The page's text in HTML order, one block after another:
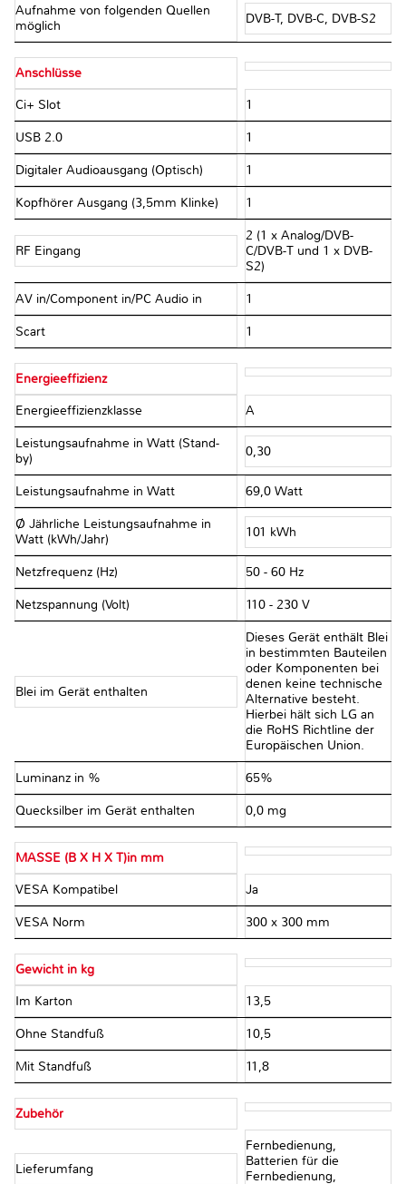
Aufnahme von folgenden Quellen
möglich
DVB-T, DVB-C, DVB-S2
Anschlüsse
Ci+ Slot 1
USB 2.0 1
Digitaler Audioausgang (Optisch) 1
Kopfhörer Ausgang (3,5mm Klinke) 1
RF Eingang
2 (1 x Analog/DVB-
C/DVB-T und 1 x DVB-
S2)
AV in/Component in/PC Audio in 1
Scart 1
Energieeffizienz
Energieeffizienzklasse A
Leistungsaufnahme in Watt (Stand-
by)
0,30
Leistungsaufnahme in Watt 69,0 Watt
Ø Jährliche Leistungsaufnahme in
Watt (kWh/Jahr)
101 kWh
Netzfrequenz (Hz) 50 - 60 Hz
Netzspannung (Volt) 110 - 230 V
Blei im Gerät enthalten
Dieses Gerät enthält Blei
in bestimmten Bauteilen
oder Komponenten bei
denen keine technische
Alternative besteht.
Hierbei hält sich LG an
die RoHS Richtline der
Europäischen Union.
Luminanz in % 65%
Quecksilber im Gerät enthalten 0,0 mg
MASSE (B X H X T)in mm
VESA Kompatibel Ja
VESA Norm 300 x 300 mm
Gewicht in kg
Im Karton 13,5
Ohne Standfuß 10,5
Mit Standfuß 11,8
Zubehör
Lieferumfang
Fernbedienung,
Batterien für die
Fernbedienung,